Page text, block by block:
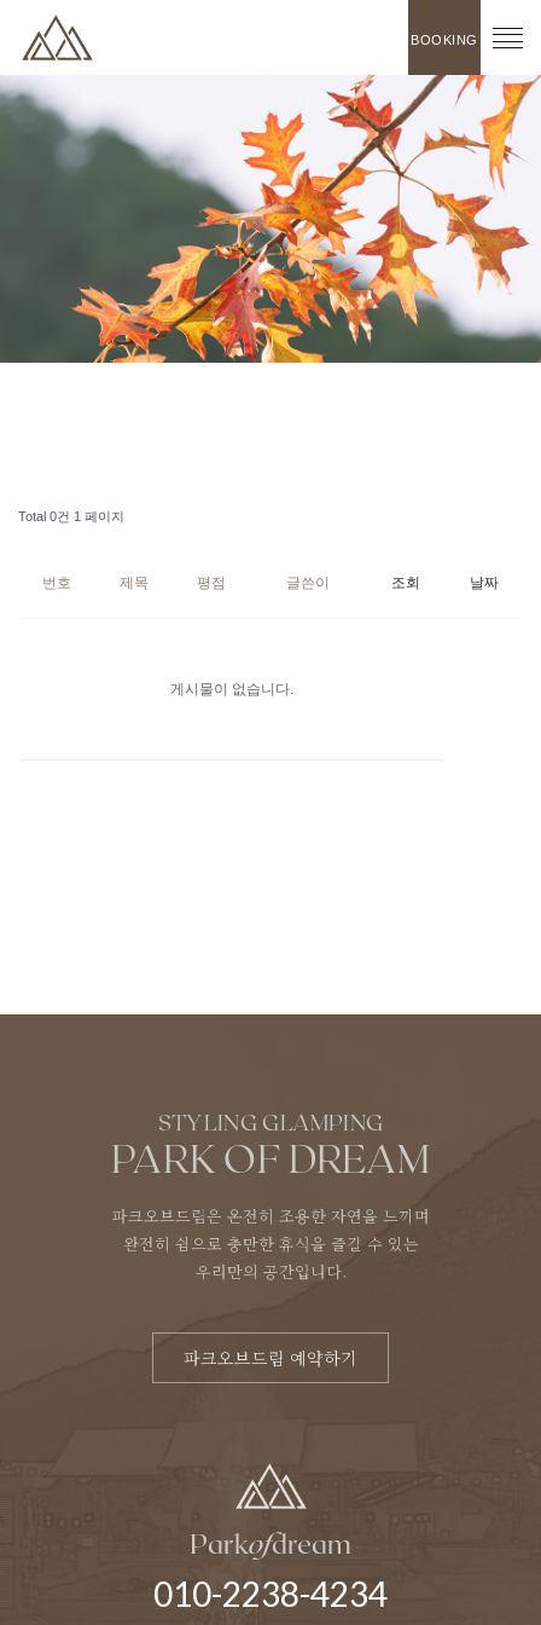
BOOKING
Total 0건 1 페이지
번호 제목 평점 글쓴이 조회 날짜
게시물이 없습니다.
STYLING GLAMPING
PARK OF DREAM
파크오브드림은 온전히 조용한 자연을 느끼며
완전히 쉼으로 충만한 휴식을 즐길 수 있는
우리만의 공간입니다.
파크오브드림 예약하기
Parkofdream
010-2238-4234